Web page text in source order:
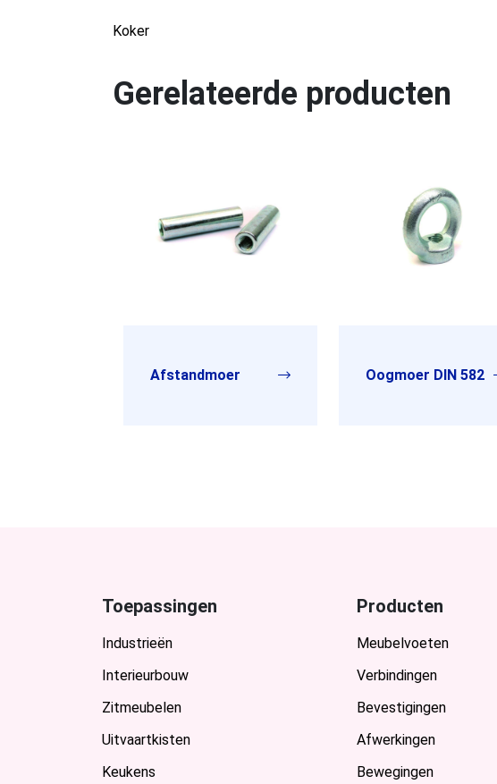
Koker
Gerelateerde producten
Afstandmoer Oogmoer DIN 582
Toepassingen
Industrieën
Interieurbouw
Zitmeubelen
Uitvaartkisten
Keukens
Producten
Meubelvoeten
Verbindingen
Bevestigingen
Afwerkingen
Bewegingen